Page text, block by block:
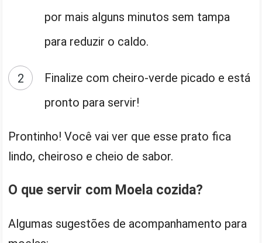
por mais alguns minutos sem tampa
para reduzir o caldo.
Finalize com cheiro-verde picado e está
pronto para servir!
Prontinho! Você vai ver que esse prato fica
lindo, cheiroso e cheio de sabor.
O que servir com Moela cozida?
Algumas sugestões de acompanhamento para